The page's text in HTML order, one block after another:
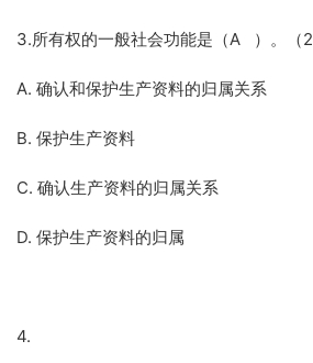
3.所有权的一般社会功能是（A ）。（
A. 确认和保护生产资料的归属关系
B. 保护生产资料
C. 确认生产资料的归属关系
D. 保护生产资料的归属
4.